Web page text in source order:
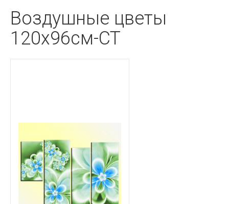
Воздушные цветы
120х96см-CT